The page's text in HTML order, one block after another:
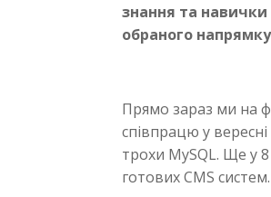
знання та
обраного
Прямо зараз ми на
співпрацю у
трохи MySQL. Ще у
готових CMS